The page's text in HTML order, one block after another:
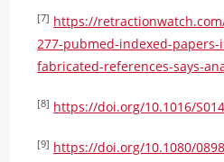
[7] https://
277-pubmed-indexed-papers-
fabricated-references-says-
[8] https://doi.org/10.1016/
[9] https://doi.org/10.1080/